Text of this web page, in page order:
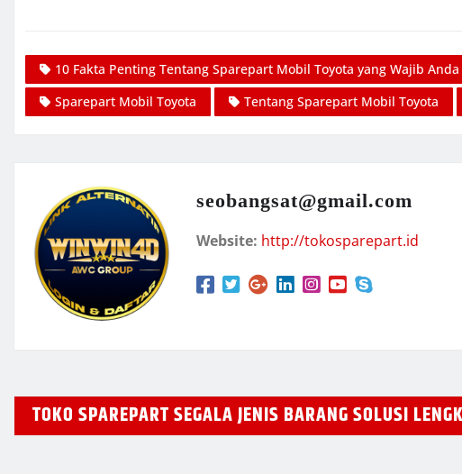
10 Fakta Penting Tentang Sparepart Mobil Toyota yang Wajib
Sparepart Mobil Toyota
Tentang Sparepart Mobil Toyota
seobangsat@gmail.com
Website: http://tokosparepart.id
TOKO SPAREPART SEGALA JENIS BARANG SOLUSI